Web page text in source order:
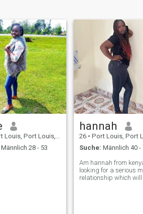
Port Louis, Mauritius
Männlich 28 - 53
hannah
26 • Port Louis, Port Louis,
Suche: Männlich 40 -
Am hannah from
looking for a serious
relationship which